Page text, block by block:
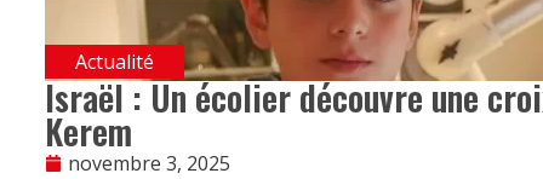
Actualité
Israël : Un écolier découvre une
Kerem
novembre 3, 2025